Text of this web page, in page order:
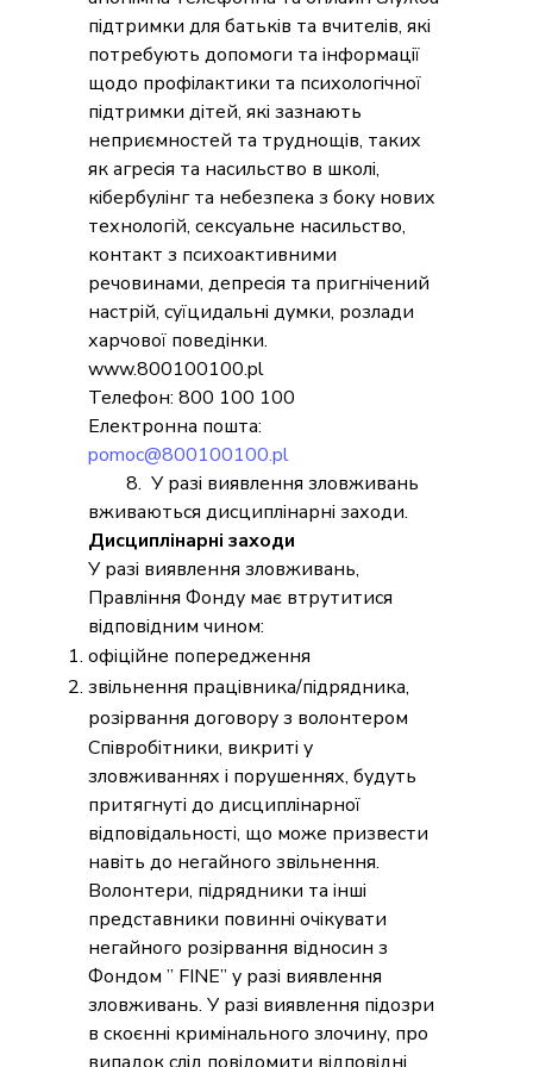
підтримки для батьків та вчителів, які
потребують допомоги та інформації
щодо профілактики та психологічної
підтримки дітей, які зазнають
неприємностей та труднощів, таких
як агресія та насильство в школі,
кібербулінг та небезпека з боку нових
технологій, сексуальне насильство,
контакт з психоактивними
речовинами, депресія та пригнічений
настрій, суїцидальні думки, розлади
харчової поведінки.
www.800100100.pl
Телефон: 800 100 100
Електронна пошта:
pomoc@800100100.pl
8. У разі виявлення зловживань
вживаються дисциплінарні заходи.
Дисциплінарні заходи
У разі виявлення зловживань,
Правління Фонду має втрутитися
відповідним чином:
офіційне попередження
звільнення працівника/підрядника,
розірвання договору з волонтером
Співробітники, викриті у
зловживаннях і порушеннях, будуть
притягнуті до дисциплінарної
відповідальності, що може призвести
навіть до негайного звільнення.
Волонтери, підрядники та інші
представники повинні очікувати
негайного розірвання відносин з
Фондом ” FINE” у разі виявлення
зловживань. У разі виявлення підозри
в скоєнні кримінального злочину, про